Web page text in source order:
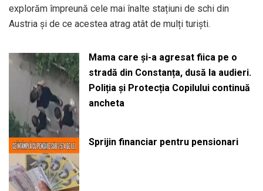
explorăm împreună cele mai înalte stațiuni de schi din
Austria și de ce acestea atrag atât de mulți turiști.
Mama care și-a agresat fiica pe o
stradă din Constanța, dusă la audieri.
Poliția și Protecția Copilului continuă
ancheta
Sprijin financiar pentru pensionari